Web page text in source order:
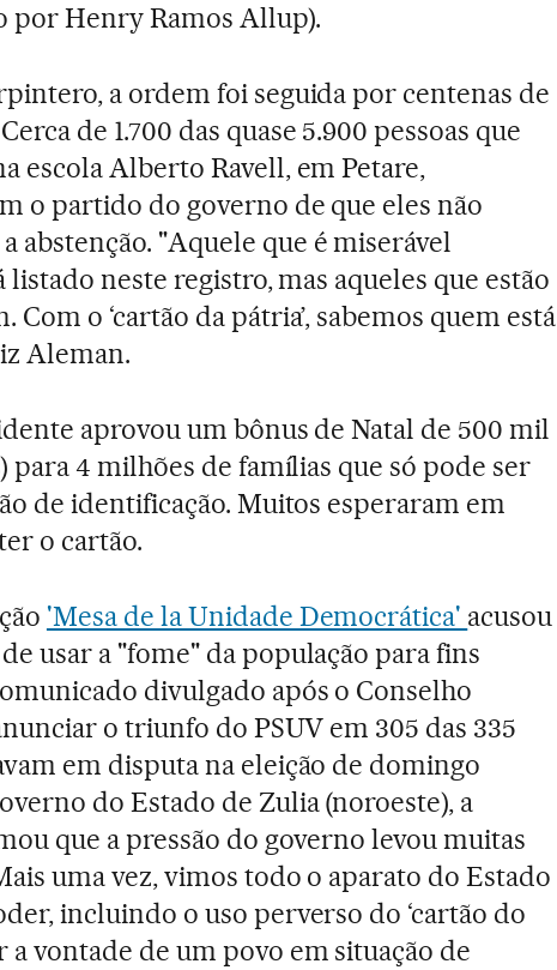
por Henry Ramos Allup).
a ordem foi seguida por centenas de
de 1.700 das quase 5.900 pessoas que
escola Alberto Ravell, em Petare,
o partido do governo de que eles não
abstenção. "Aquele que é miserável
neste registro, mas aqueles que estão
Com o ‘cartão da pátria’, sabemos quem está
Aleman.
aprovou um bônus de Natal de 500 mil
para 4 milhões de famílias que só pode ser
de identificação. Muitos esperaram em
o cartão.
'Mesa de la Unidade Democrática' acusou
usar a "fome" da população para fins
divulgado após o Conselho
o triunfo do PSUV em 305 das 335
em disputa na eleição de domingo
do Estado de Zulia (noroeste), a
que a pressão do governo levou muitas
uma vez, vimos todo o aparato do Estado
incluindo o uso perverso do ‘cartão do
a vontade de um povo em situação de